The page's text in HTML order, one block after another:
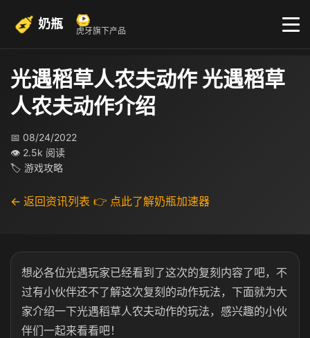
奶瓶 虎牙旗下产品
光遇稻草人农夫动作 光遇稻草
人农夫动作介绍
📅 08/24/2022
👁 2.5k 阅读
🏷 游戏攻略
← 返回资讯列表 👉 点此了解奶瓶加速器
想必各位光遇玩家已经看到了这次的复刻内容了吧，不
过有小伙伴还不了解这次复刻的动作玩法，下面就为大
家介绍一下光遇稻草人农夫动作的玩法，感兴趣的小伙
伴们一起来看看吧！